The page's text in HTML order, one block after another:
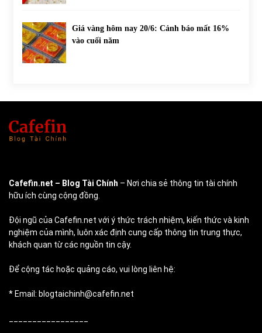
Giá vàng hôm nay 20/6: Cảnh báo mất 16%
vào cuối năm
Cafefin.net – Blog Tài Chính – Nơi chia sẻ thông tin tài chính
hữu ích cùng cộng đồng.
Đội ngũ của Cafefin.net với ý thức trách nhiệm, kiến thức và kinh
nghiệm của mình, luôn xác định cung cấp thông tin trung thực,
khách quan từ các nguồn tin cậy.
Để cộng tác hoặc quảng cáo, vui lòng liên hệ:
* Email: blogtaichinh@cafefin.net